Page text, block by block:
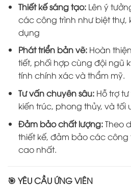
Thiết kế sáng tạo:Lên ý
các công trình như biệt thự,
dụng
Phát triển bản vẽ:Hoàn
tiết, phối hợp cùng đội ngũ
tính chính xác và thẩm mỹ.
Tư vấn chuyên sâu:Hỗ trợ
kiến trúc, phong thủy, và tối
Đảm bảo chất lượng:Theo
thiết kế, đảm bảo các công
cao nhất.
🎯 YÊU CẦU ỨNG VIÊN